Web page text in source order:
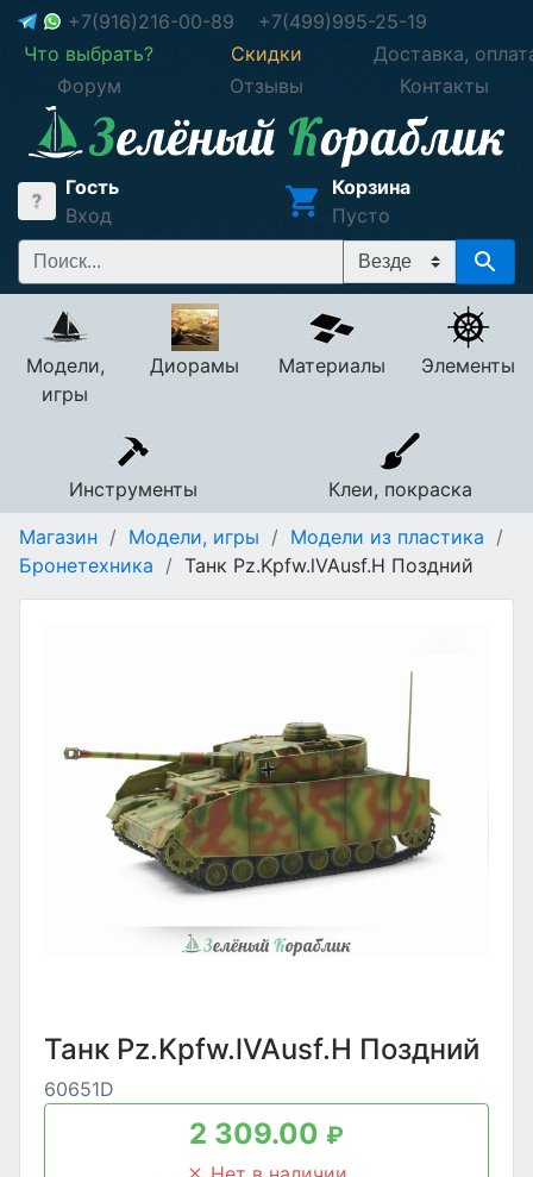
+7(916)216-00-89
+7(499)995-25-19
Что выбрать?
Скидки
Доставка,
Форум
Отзывы Контакты
Гость
Вход
Корзина
Пусто
Модели,
игры
Диорамы Материалы Элементы
Инструменты
Клеи, покраска
Магазин / Модели, игры / Модели из пластика /
Бронетехника / Танк Pz.Kpfw.lVAusf.H Поздний
Танк Pz.Kpfw.lVAusf.H Поздний
60651D
2 309.00 ₽